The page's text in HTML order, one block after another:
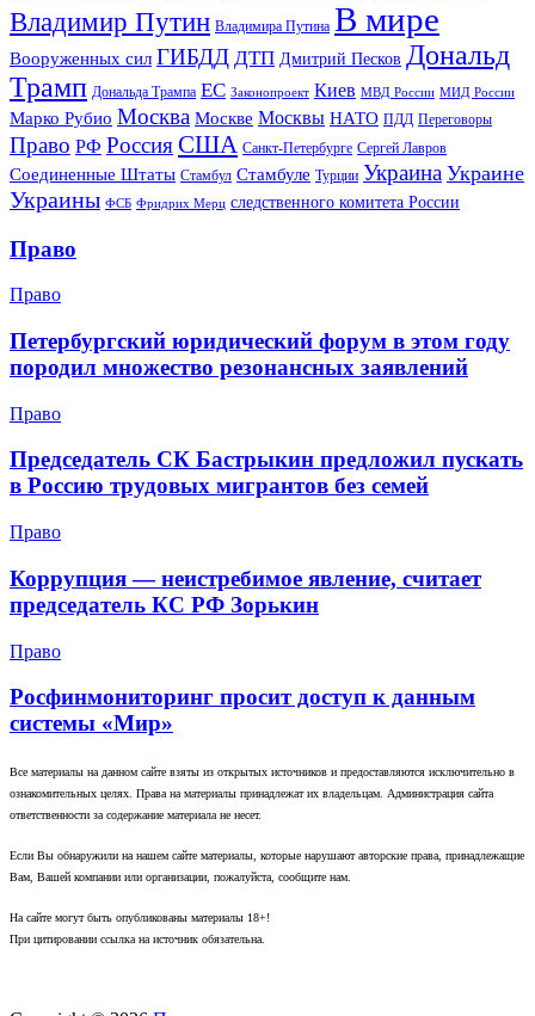
Владимир Путин Владимира Путина В мире
Вооруженных сил ГИБДД ДТП Дмитрий Песков Дональд
Трамп Дональда Трампа ЕС Законопроект Киев МВД России МИД России
Марко Рубио Москва Москве Москвы НАТО ПДД Переговоры
Право РФ РоссияСША Санкт-Петербурге Сергей Лавров
Соединенные Штаты Стамбул Стамбуле Турции Украина Украине
Украины ФСБ Фридрих Мерц следственного комитета России
Право
Право
Петербургский юридический форум в этом году
породил множество резонансных заявлений
Право
Председатель СК Бастрыкин предложил пускать
в Россию трудовых мигрантов без семей
Право
Коррупция — неистребимое явление, считает
председатель КС РФ Зорькин
Право
Росфинмониторинг просит доступ к данным
системы «Мир»
Все материалы на данном сайте взяты из открытых источников и предоставляются исключительно в
ознакомительных целях. Права на материалы принадлежат их владельцам. Администрация сайта
ответственности за содержание материала не несет.
Если Вы обнаружили на нашем сайте материалы, которые нарушают авторские права, принадлежащие
Вам, Вашей компании или организации, пожалуйста, сообщите нам.
На сайте могут быть опубликованы материалы 18+!
При цитировании ссылка на источник обязательна.